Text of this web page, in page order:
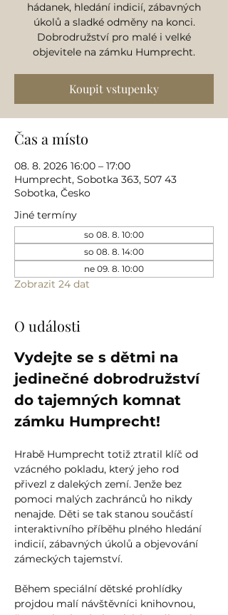
hádanek, hledání indicií, zábavných
úkolů a sladké odměny na konci.
Dobrodružství pro malé i velké
objevitele na zámku Humprecht.
Koupit vstupenky
Čas a místo
08. 8. 2026 16:00 – 17:00
Humprecht, Sobotka 363, 507 43
Sobotka, Česko
Jiné termíny
so 08. 8. 10:00
so 08. 8. 14:00
ne 09. 8. 10:00
Zobrazit 24 dat
O události
Vydejte se s dětmi na
jedinečné dobrodružství
do tajemných komnat
zámku Humprecht!
Hrabě Humprecht totiž ztratil klíč od
vzácného pokladu, který jeho rod
přivezl z dalekých zemí. Jenže bez
pomoci malých zachránců ho nikdy
nenajde. Děti se tak stanou součástí
interaktivního příběhu plného hledání
indicií, zábavných úkolů a objevování
zámeckých tajemství.
Během speciální dětské prohlídky
projdou malí návštěvníci knihovnou,